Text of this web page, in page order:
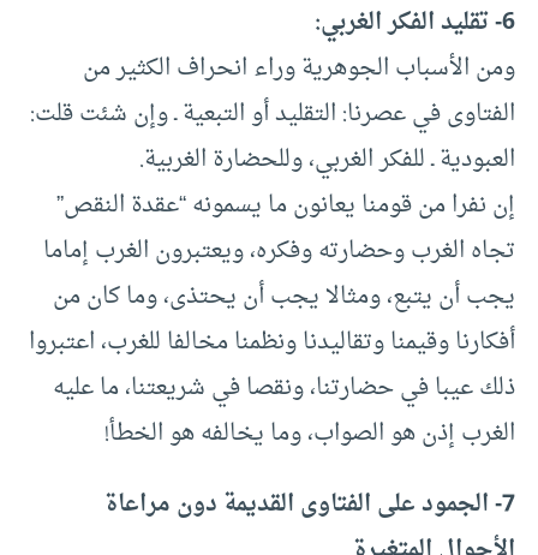
6- تقليد الفكر الغربي:
ومن الأسباب الجوهرية وراء انحراف الكثير من
الفتاوى في عصرنا: التقليد أو التبعية ـ وإن شئت قلت:
العبودية ـ للفكر الغربي، وللحضارة الغربية.
إن نفرا من قومنا يعانون ما يسمونه “عقدة النقص”
تجاه الغرب وحضارته وفكره، ويعتبرون الغرب إماما
يجب أن يتبع، ومثالا يجب أن يحتذى، وما كان من
أفكارنا وقيمنا وتقاليدنا ونظمنا مخالفا للغرب، اعتبروا
ذلك عيبا في حضارتنا، ونقصا في شريعتنا، ما عليه
الغرب إذن هو الصواب، وما يخالفه هو الخطأ!
7- الجمود على الفتاوى القديمة دون مراعاة